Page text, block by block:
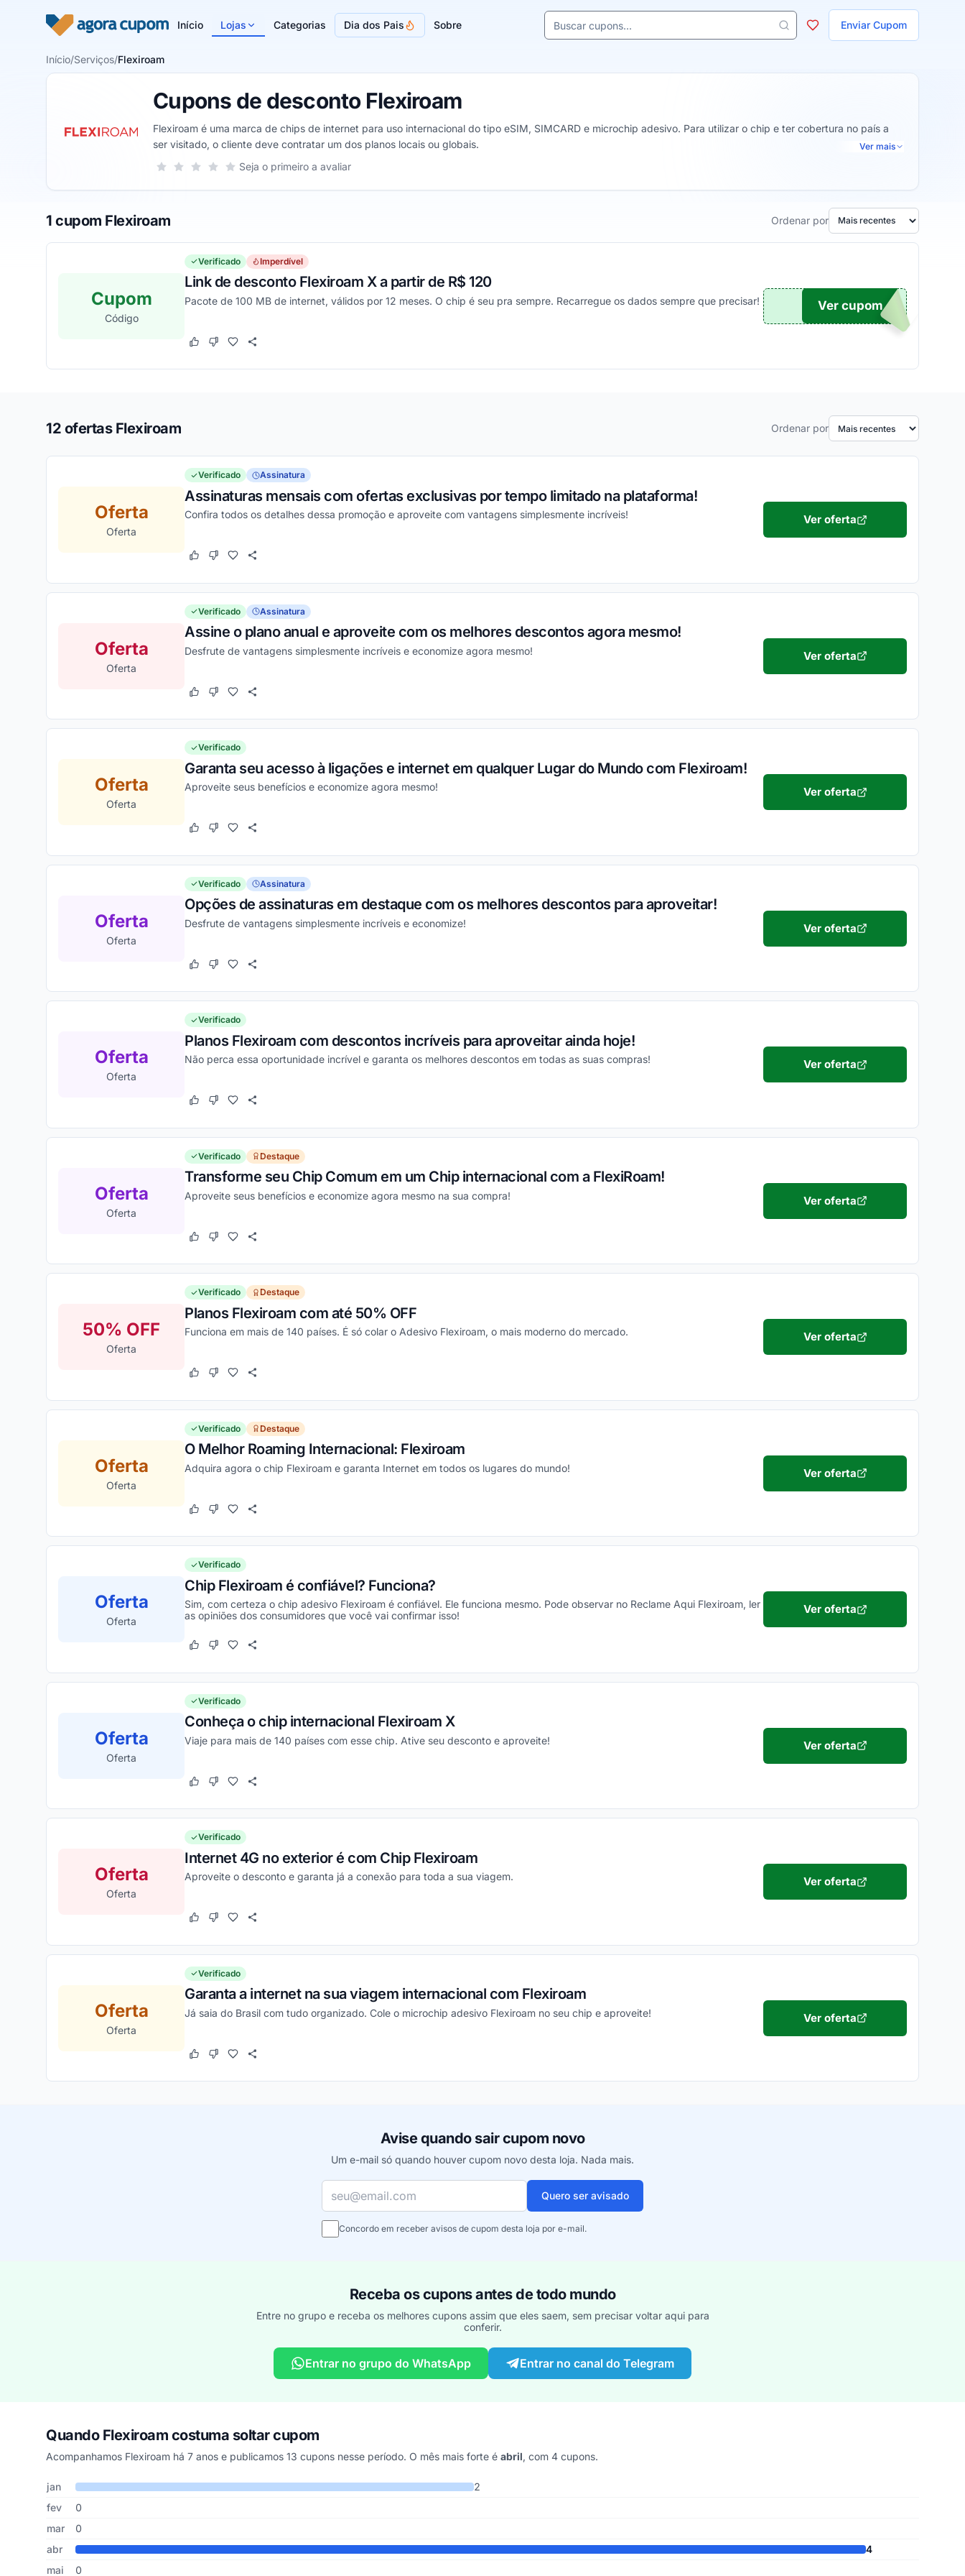
Início Lojas Categorias Dia dos Pais Sobre Enviar Cupom
Buscar cupons e lojas
Início/Serviços/Flexiroam
Cupons de desconto Flexiroam
Flexiroam é uma marca de chips de internet para uso internacional do tipo eSIM, SIMCARD e microchip adesivo. Para utilizar o chip e ter cobertura no país a
ser visitado, o cliente deve contratar um dos planos locais ou globais.
Ver mais
Sua nota para Flexiroam, de 1 a 5 estrelas
5 estrelas
4 estrelas
3 estrelas
2 estrelas
1 estrela Seja o primeiro a avaliar
1 cupom Flexiroam Ordenar por
Cupom
Código
Verificado Imperdível
Link de desconto Flexiroam X a partir de R$ 120
Pacote de 100 MB de internet, válidos por 12 meses. O chip é seu pra sempre. Recarregue os dados sempre que precisar!
Este cupom funcionou
Este cupom não funcionou
O...
Ver cupom
12 ofertas Flexiroam Ordenar por
Oferta
Oferta
Verificado Assinatura
Assinaturas mensais com ofertas exclusivas por tempo limitado na plataforma!
Confira todos os detalhes dessa promoção e aproveite com vantagens simplesmente incríveis!
Este cupom funcionou
Este cupom não funcionou
Ver oferta
Oferta
Oferta
Verificado Assinatura
Assine o plano anual e aproveite com os melhores descontos agora mesmo!
Desfrute de vantagens simplesmente incríveis e economize agora mesmo!
Este cupom funcionou
Este cupom não funcionou
Ver oferta
Oferta
Oferta
Verificado
Garanta seu acesso à ligações e internet em qualquer Lugar do Mundo com Flexiroam!
Aproveite seus benefícios e economize agora mesmo!
Este cupom funcionou
Este cupom não funcionou
Ver oferta
Oferta
Oferta
Verificado Assinatura
Opções de assinaturas em destaque com os melhores descontos para aproveitar!
Desfrute de vantagens simplesmente incríveis e economize!
Este cupom funcionou
Este cupom não funcionou
Ver oferta
Oferta
Oferta
Verificado
Planos Flexiroam com descontos incríveis para aproveitar ainda hoje!
Não perca essa oportunidade incrível e garanta os melhores descontos em todas as suas compras!
Este cupom funcionou
Este cupom não funcionou
Ver oferta
Oferta
Oferta
Verificado Destaque
Transforme seu Chip Comum em um Chip internacional com a FlexiRoam!
Aproveite seus benefícios e economize agora mesmo na sua compra!
Este cupom funcionou
Este cupom não funcionou
Ver oferta
50% OFF
Oferta
Verificado Destaque
Planos Flexiroam com até 50% OFF
Funciona em mais de 140 países. É só colar o Adesivo Flexiroam, o mais moderno do mercado.
Este cupom funcionou
Este cupom não funcionou
Ver oferta
Oferta
Oferta
Verificado Destaque
O Melhor Roaming Internacional‎: Flexiroam
Adquira agora o chip Flexiroam e garanta Internet em todos os lugares do mundo!
Este cupom funcionou
Este cupom não funcionou
Ver oferta
Oferta
Oferta
Verificado
Chip Flexiroam é confiável? Funciona?
Sim, com certeza o chip adesivo Flexiroam é confiável. Ele funciona mesmo. Pode observar no Reclame Aqui Flexiroam, ler
as opiniões dos consumidores que você vai confirmar isso!
Este cupom funcionou
Este cupom não funcionou
Ver oferta
Oferta
Oferta
Verificado
Conheça o chip internacional Flexiroam X
Viaje para mais de 140 países com esse chip. Ative seu desconto e aproveite!
Este cupom funcionou
Este cupom não funcionou
Ver oferta
Oferta
Oferta
Verificado
Internet 4G no exterior é com Chip Flexiroam
Aproveite o desconto e garanta já a conexão para toda a sua viagem.
Este cupom funcionou
Este cupom não funcionou
Ver oferta
Oferta
Oferta
Verificado
Garanta a internet na sua viagem internacional com Flexiroam
Já saia do Brasil com tudo organizado. Cole o microchip adesivo Flexiroam no seu chip e aproveite!
Este cupom funcionou
Este cupom não funcionou
Ver oferta
Avise quando sair cupom novo
Um e-mail só quando houver cupom novo desta loja. Nada mais.
Quero ser avisado
Concordo em receber avisos de cupom desta loja por e-mail.
Receba os cupons antes de todo mundo
Entre no grupo e receba os melhores cupons assim que eles saem, sem precisar voltar aqui para
conferir.
Entrar no grupo do WhatsApp Entrar no canal do Telegram
Quando Flexiroam costuma soltar cupom
Acompanhamos Flexiroam há 7 anos e publicamos 13 cupons nesse período. O mês mais forte é abril, com 4 cupons.
Cupons de Flexiroam publicados por mês, somando os últimos 7 anos
Mês Cupons publicadosDesconto médio
jan
2
fev
0
mar
0
abr
4
mai
0